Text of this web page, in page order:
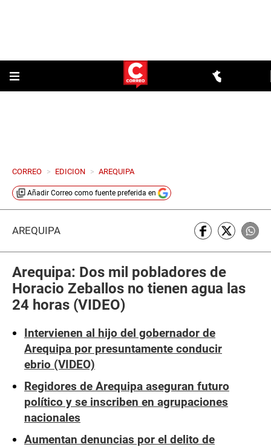
CORREO > EDICION > AREQUIPA
Añadir Correo como fuente preferida en
AREQUIPA
Arequipa: Dos mil pobladores de
Horacio Zeballos no tienen agua las
24 horas (VIDEO)
Intervienen al hijo del gobernador de
Arequipa por presuntamente conducir
ebrio (VIDEO)
Regidores de Arequipa aseguran futuro
político y se inscriben en agrupaciones
nacionales
Aumentan denuncias por el delito de